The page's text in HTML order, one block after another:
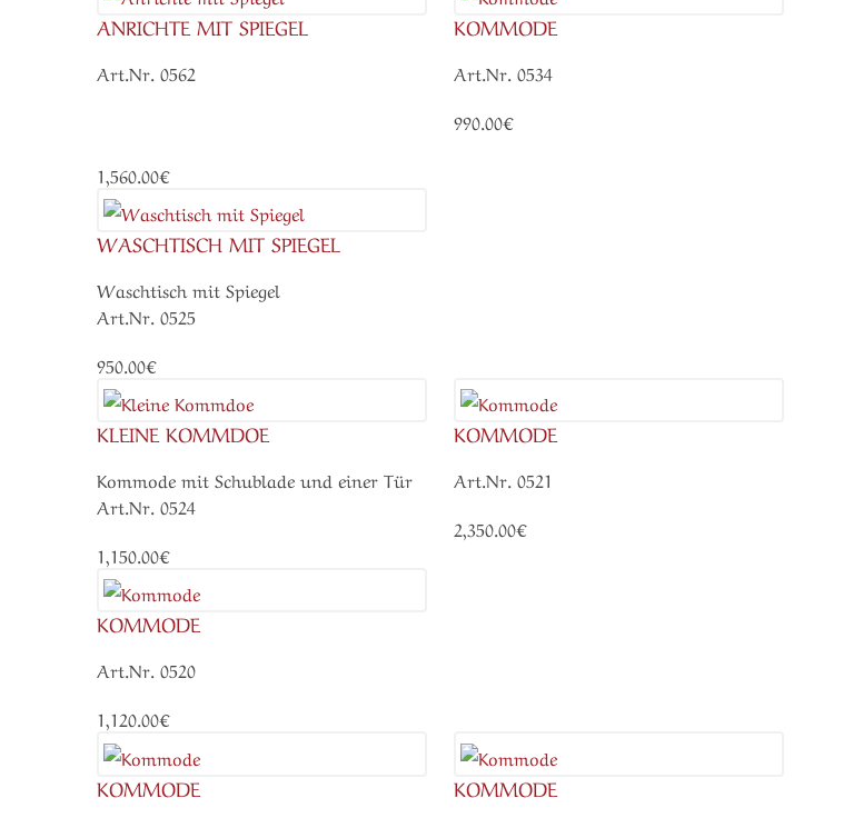
ANRICHTE MIT SPIEGEL
Art.Nr. 0562
1,560.00€
KOMMODE
Art.Nr. 0534
990.00€
WASCHTISCH MIT SPIEGEL
Waschtisch mit Spiegel
Art.Nr. 0525
950.00€
KLEINE KOMMDOE
Kommode mit Schublade und einer Tür
Art.Nr. 0524
1,150.00€
KOMMODE
Art.Nr. 0521
2,350.00€
KOMMODE
Art.Nr. 0520
1,120.00€
KOMMODE KOMMODE